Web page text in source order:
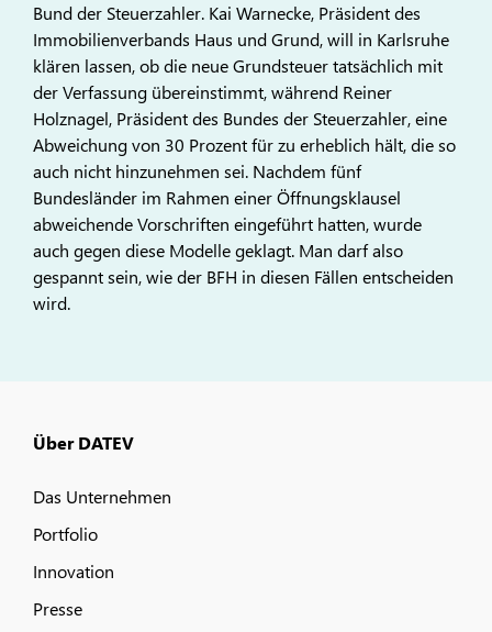
Bund der Steuerzahler. Kai Warnecke, Präsident des
Immobilienverbands Haus und Grund, will in Karlsruhe
klären lassen, ob die neue Grundsteuer tatsächlich mit
der Verfassung übereinstimmt, während Reiner
Holznagel, Präsident des Bundes der Steuerzahler, eine
Abweichung von 30 Prozent für zu erheblich hält, die so
auch nicht hinzunehmen sei. Nachdem fünf
Bundesländer im Rahmen einer Öffnungsklausel
abweichende Vorschriften eingeführt hatten, wurde
auch gegen diese Modelle geklagt. Man darf also
gespannt sein, wie der BFH in diesen Fällen entscheiden
wird.
Über DATEV
Das Unternehmen
Portfolio
Innovation
Presse